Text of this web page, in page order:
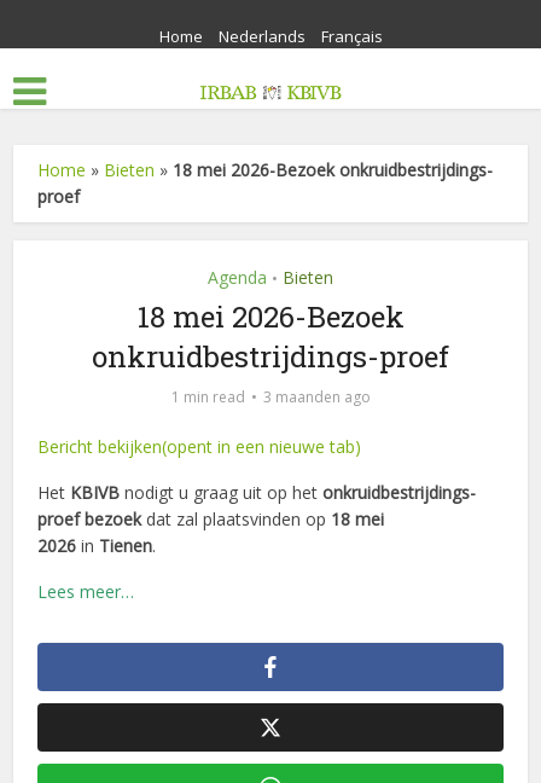
Home Nederlands Français
Home » Bieten » 18 mei 2026-Bezoek onkruidbestrijdings-
proef
Agenda • Bieten
18 mei 2026-Bezoek
onkruidbestrijdings-proef
1 min read 3 maanden ago
Bericht bekijken(opent in een nieuwe tab)
Het KBIVB nodigt u graag uit op hetonkruidbestrijdings-
proef bezoekdat zal plaatsvinden op 18 mei
2026 in Tienen.
Lees meer…